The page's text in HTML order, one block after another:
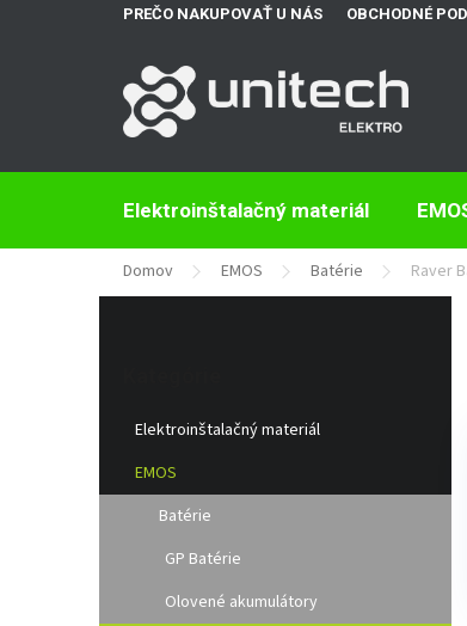
PREČO NAKUPOVAŤ U NÁS OBCHODNÉ
Elektroinštalačný materiál
Domov EMOS Batérie Raver
n
Elektroinštalačný materiál
EMOS
Batérie
GP Batérie
Olovené akumulátory